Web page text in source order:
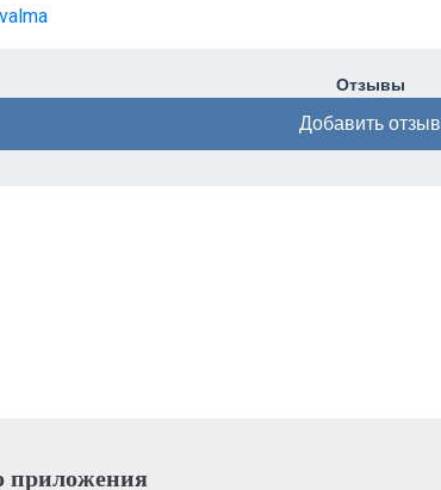
Отзывы
Добавить отзыв
приложения